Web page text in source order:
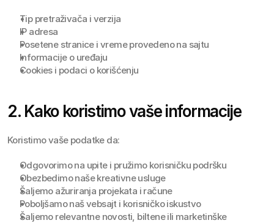
Tip pretraživača i verzija
IP adresa
Posetene stranice i vreme provedeno na sajtu
Informacije o uređaju
Cookies i podaci o korišćenju
2. Kako koristimo vaše informacije
Koristimo vaše podatke da:
Odgovorimo na upite i pružimo korisničku podršku
Obezbedimo naše kreativne usluge
Šaljemo ažuriranja projekata i račune
Poboljšamo naš vebsajt i korisničko iskustvo
Šaljemo relevantne novosti, biltene ili marketinške